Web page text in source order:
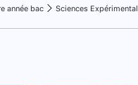
année bac Sciences